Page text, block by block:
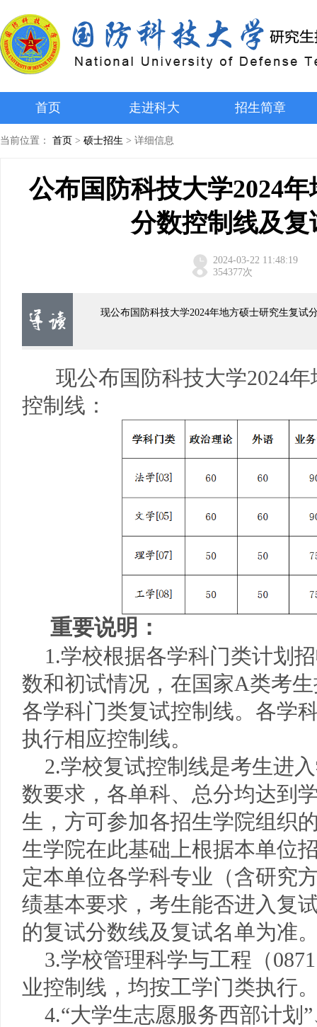
首页 走进科大 招生简章
当前位置： 首页 > 硕士招生 > 详细信息
公布国防科技大学2024
分数控制线及
2024-03-22 11:48:19
354377次
现公布国防科技大学2024年地方硕士研究生复
现公布国防科技大学2024年
控制线：
重要说明：
1.学校根据各学科门类计划
数和初试情况，在国家A类考
各学科门类复试控制线。 各学
执行相应控制线。
2.学校复试控制线是考生进
数要求，各单科、总分均达到
生，方可参加各招生学院组织
生学院在此基础上根据本单位
定本单位各学科专业（含研究
绩基本要求，考生能否进入复
的复试分数线及复试名单为准
3.学校管理科学与工程（
业控制线，均按工学门类执行
4.“大学生志愿服务西部计划